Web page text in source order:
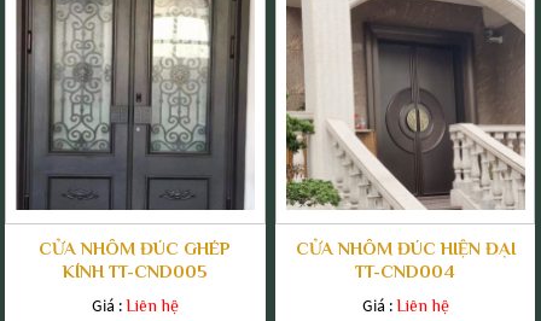
CỬA NHÔM ĐÚC GHÉP
KÍNH TT-CND005
Giá :Liên hệ
CỬA NHÔM ĐÚC HIỆN ĐẠI
TT-CND004
Giá :Liên hệ